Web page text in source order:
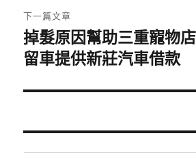
章:
下一篇文章
下
一
文
掉髮原因幫助三重寵物
留車提供新莊汽車借款